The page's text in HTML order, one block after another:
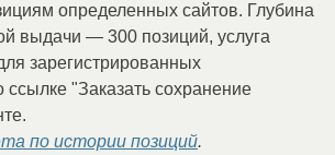
определенных сайтов. Глубина
выдачи — 300 позиций, услуга
зарегистрированных
ссылке "Заказать сохранение
по истории позиций.